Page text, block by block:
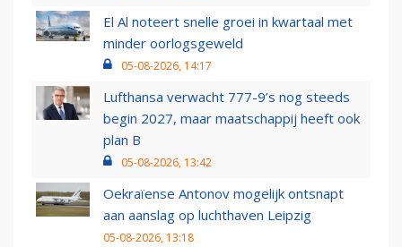
El Al noteert snelle groei in kwartaal met
minder oorlogsgeweld
05-08-2026, 14:17
Lufthansa verwacht 777-9’s nog steeds
begin 2027, maar maatschappij heeft ook
plan B
05-08-2026, 13:42
Oekraïense Antonov mogelijk ontsnapt
aan aanslag op luchthaven Leipzig
05-08-2026, 13:18